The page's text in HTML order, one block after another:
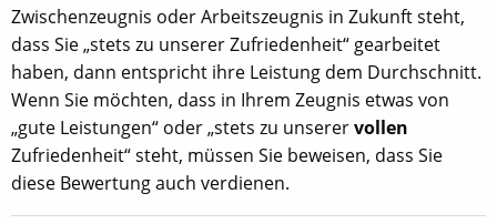
Zwischenzeugnis oder Arbeitszeugnis in Zukunft steht,
dass Sie „stets zu unserer Zufriedenheit“ gearbeitet
haben, dann entspricht ihre Leistung dem Durchschnitt.
Wenn Sie möchten, dass in Ihrem Zeugnis etwas von
„gute Leistungen“ oder „stets zu unserervollen
Zufriedenheit“ steht, müssen Sie beweisen, dass Sie
diese Bewertung auch verdienen.